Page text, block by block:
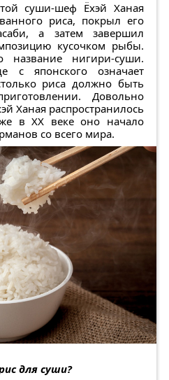
суши-шеф Ёхэй Ханая
риса, покрыл его
а затем завершил
кусочком рыбы.
нигири-суши.
с японского означает
риса должно быть
Довольно
Ханая распространилось
в XX веке оно начало
со всего мира.
для суши?